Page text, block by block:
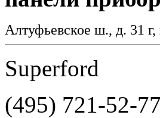
Алтуфьевское ш., д. 31 г,
Superford
(495) 721-52-